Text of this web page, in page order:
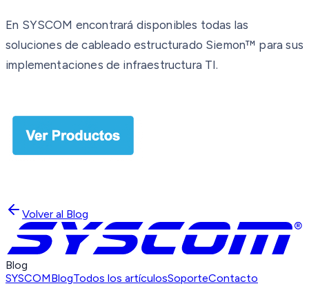
En SYSCOM encontrará disponibles todas las
soluciones de cableado estructurado Siemon™ para sus
implementaciones de infraestructura TI.
Volver al Blog
Blog
SYSCOMBlogTodos los artículosSoporteContacto